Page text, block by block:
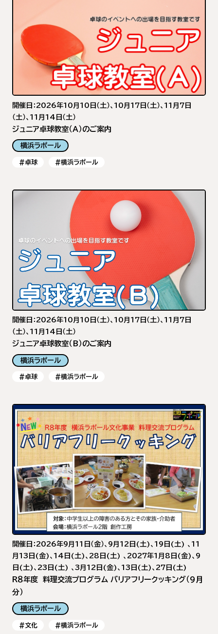
開催日：2026年10月10日（土）、10月17日（土）、11月7日
（土）、11月14日（土）
ジュニア卓球教室（A）のご案内
横浜ラポール
#卓球 #横浜ラポール
開催日：2026年10月10日（土）、10月17日（土）、11月7日
（土）、11月14日（土）
ジュニア卓球教室（B）のご案内
横浜ラポール
#卓球 #横浜ラポール
開催日：2026年9月11日（金）、9月12日(土)、19日(土) 、11
月13日(金)、14日(土)、28日(土) 、2027年1月8日(金)、9
日(土)、23日(土) 、3月12日(金)、13日(土)、27日(土)
R８年度 料理交流プログラム バリアフリークッキング（9月
分）
横浜ラポール
#文化 #横浜ラポール